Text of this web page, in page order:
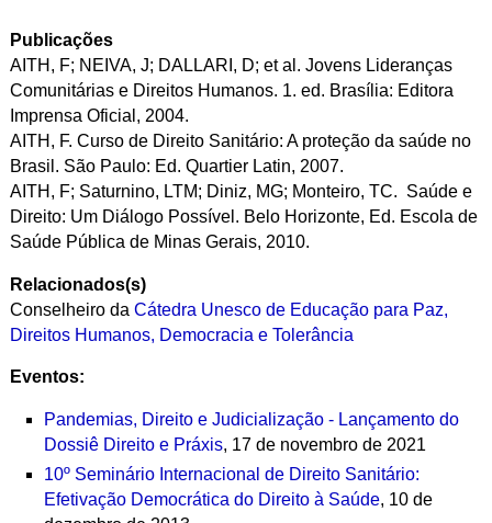
Publicações
AITH, F; NEIVA, J; DALLARI, D; et al. Jovens Lideranças
Comunitárias e Direitos Humanos. 1. ed. Brasília: Editora
Imprensa Oficial, 2004.
AITH, F. Curso de Direito Sanitário: A proteção da saúde no
Brasil. São Paulo: Ed. Quartier Latin, 2007.
AITH, F; Saturnino, LTM; Diniz, MG; Monteiro, TC. Saúde e
Direito: Um Diálogo Possível. Belo Horizonte, Ed. Escola de
Saúde Pública de Minas Gerais, 2010.
Relacionados(s)
Conselheiro da Cátedra Unesco de Educação para Paz,
Direitos Humanos, Democracia e Tolerância
Eventos:
Pandemias, Direito e Judicialização - Lançamento do
Dossiê Direito e Práxis, 17 de novembro de 2021
10º Seminário Internacional de Direito Sanitário:
Efetivação Democrática do Direito à Saúde, 10 de